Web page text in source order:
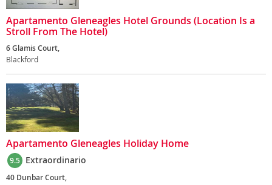
Apartamento Gleneagles Hotel Grounds (Location Is a
Stroll From The Hotel)
6 Glamis Court,
Blackford
Apartamento Gleneagles Holiday Home
9.5 Extraordinario
40 Dunbar Court,